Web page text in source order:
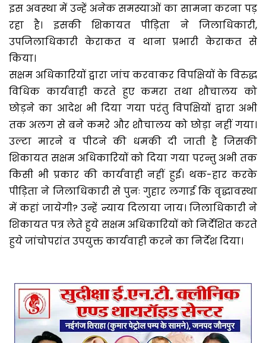
इस अवस्था में उन्हें अनेक समस्याओं का सामना करना पड़
रहा है। इसकी शिकायत पीड़िता ने जिलाधिकारी,
उपजिलाधिकारी केराकत व थाना प्रभारी केराकत से
किया।
सक्षम अधिकारियों द्वारा जांच करवाकर विपक्षियों के विरुद्ध
विधिक कार्यवाही करते हुए कमरा तथा शौचालय को
छोड़ने का आदेश भी दिया गया परंतु विपक्षियों द्वारा अभी
तक अलग से बने कमरे और शौचालय को छोड़ा नहीं गया।
उल्टा मारने व पीटने की धमकी दी जाती है जिसकी
शिकायत सक्षम अधिकारियों को दिया गया परन्तु अभी तक
किसी भी प्रकार की कार्यवाही नहीं हुई। थक-हार करके
पीड़िता ने जिलाधिकारी से पुनः गुहार लगाई कि वृद्धावस्था
में कहां जायेगी? उन्हें न्याय दिलाया जाय। जिलाधिकारी ने
शिकायत पत्र लेते हुये सक्षम अधिकारियों को निर्देशित करते
हुये जांचोपरांत उपयुक्त कार्यवाही करने का निर्देश दिया।